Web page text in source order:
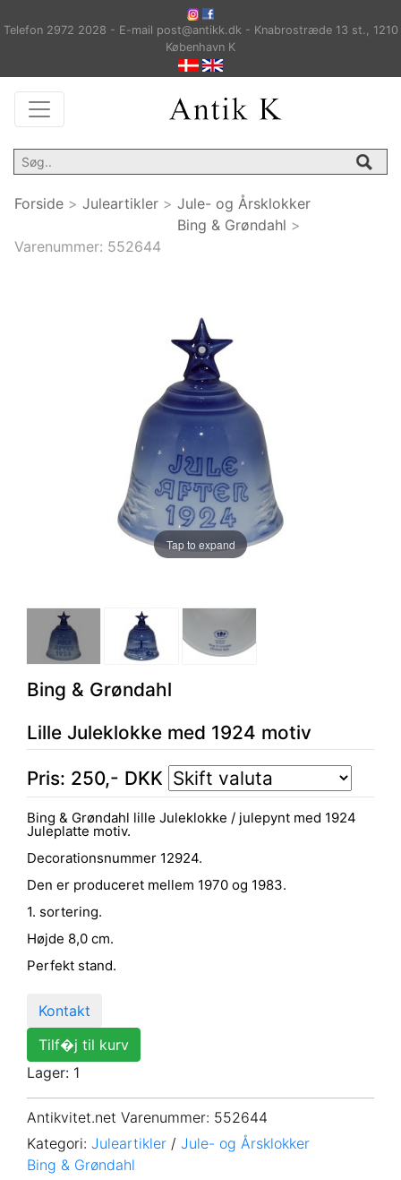
Telefon 2972 2028 - E-mail post@antikk.dk - Knabrostræde 13 st., 1210
København K
Forside > Juleartikler > Jule- og Årsklokker
Bing & Grøndahl >
Varenummer: 552644
Tap to expand
Bing & Grøndahl
Lille Juleklokke med 1924 motiv
Pris: 250,- DKK
Bing & Grøndahl lille Juleklokke / julepynt med 1924
Juleplatte motiv.
Decorationsnummer 12924.
Den er produceret mellem 1970 og 1983.
1. sortering.
Højde 8,0 cm.
Perfekt stand.
Kontakt
Tilf�j til kurv
Lager: 1
Antikvitet.net Varenummer: 552644
Kategori: Juleartikler / Jule- og Årsklokker
Bing & Grøndahl